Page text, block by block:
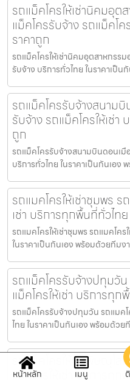
รถแม็คโครให้เช่านิคมอุ
แม็คโครรับจ้าง รถแม็คโ
ราคาถูก
รถแม็คโครให้เช่านิคมอุตสาหกรร
รับจ้าง บริการทั่วไทย ในราคาเป็
รถแม็คโครรับจ้างสนาม
รับจ้าง รถแม็คโครให้เช่
ถูก
รถแม็คโครรับจ้างสนามบินดอนเมื
บริการทั่วไทย ในราคาเป็นกันเอ
รถแมคโครให้เช่าชุมพร
เช่า บริการทุกพื้นที่ทั่วไท
รถแมคโครให้เช่าชุมพร รถแมคโค
ในราคาเป็นกันเอง พร้อมด้วยทีม
รถแม็คโครรับจ้างปทุมวั
แม็คโครให้เช่า บริการทุ
รถแม็คโครรับจ้างปทุมวัน รถแมคโ
ไทย ในราคาเป็นกันเอง พร้อมด้ว
รถแม็คโครให้เช่าพิษณุโล
แม็คโครให้เช่า บริการทุก
หน้าหลัก เมนู